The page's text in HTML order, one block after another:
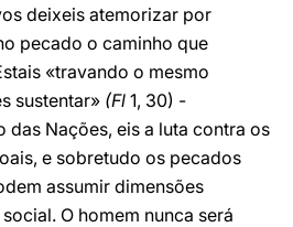
deixeis atemorizar por
pecado o caminho que
«travando o mesmo
sustentar» (Fl 1, 30) -
das Nações, eis a luta contra os
e sobretudo os pecados
assumir dimensões
O homem nunca será